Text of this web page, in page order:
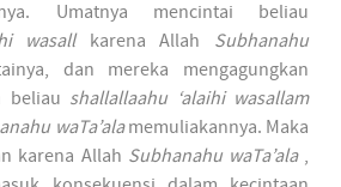
Umatnya mencintai beliau
wasallkarena Allah Subhanahu
dan mereka mengagungkan
beliau shallallaahu ‘alaihi wasallam
waTa’alamemuliakannya. Maka
karena Allah Subhanahu waTa’ala,